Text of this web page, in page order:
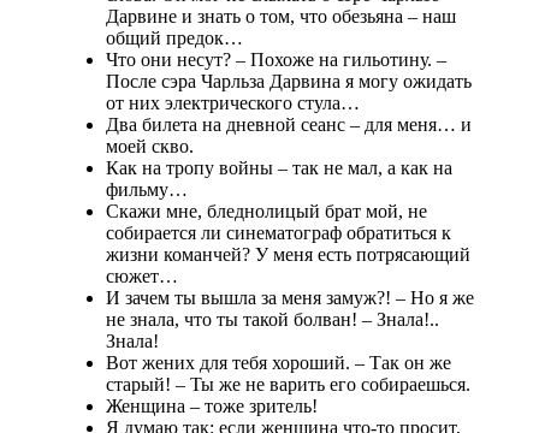
Дарвине и знать о том, что обезьяна – наш
общий предок…
Что они несут? – Похоже на гильотину. –
После сэра Чарльза Дарвина я могу ожидать
от них электрического стула…
Два билета на дневной сеанс – для меня… и
моей скво.
Как на тропу войны – так не мал, а как на
фильму…
Скажи мне, бледнолицый брат мой, не
собирается ли синематограф обратиться к
жизни команчей? У меня есть потрясающий
сюжет…
И зачем ты вышла за меня замуж?! – Но я же
не знала, что ты такой болван! – Знала!..
Знала!
Вот жених для тебя хороший. – Так он же
старый! – Ты же не варить его собираешься.
Женщина – тоже зритель!
Я думаю так: если женщина что-то просит,